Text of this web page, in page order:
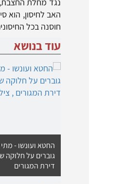
האב לחיסון, הוא
חוסנה בכל
עוד בנושא
החטא ועונשו -
גוברים על חלוקה
דירת המגורים